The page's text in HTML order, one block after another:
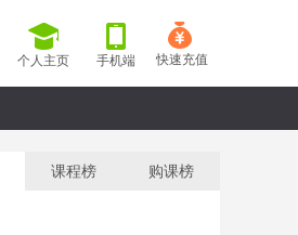
个人主页 手机端 快速充值
课程榜 购课榜